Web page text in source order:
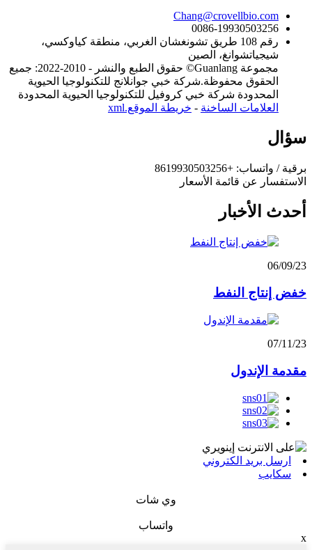
Chang@crovellbio.com
0086-19930503256
رقم 108 طريق تشونغشان الغربي، منطقة كياوكسي،
شيجياتشوانغ، الصين
مجموعة Guanlang© حقوق الطبع والنشر - 2010-2022: جميع
الحقوق محفوظة.شركة خبي جوانلانج للتكنولوجيا الحيوية
المحدودة شركة خبي كروفيل للتكنولوجيا الحيوية المحدودة
العلامات الساخنة - خريطة الموقع.xml
سؤال
برقية / واتساب: +8619930503256
الاستفسار عن قائمة الأسعار
أحدث الأخبار
06/09/23
خفض إنتاج النفط
07/11/23
مقدمة الإندول
ارسل بريد الكتروني
سكايب
وي شات
واتساب
x